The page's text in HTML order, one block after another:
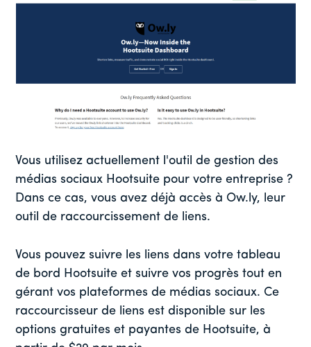
Vous utilisez actuellement l'outil de gestion des
médias sociaux Hootsuite pour votre entreprise ?
Dans ce cas, vous avez déjà accès à Ow.ly, leur
outil de raccourcissement de liens.
Vous pouvez suivre les liens dans votre tableau
de bord Hootsuite et suivre vos progrès tout en
gérant vos plateformes de médias sociaux. Ce
raccourcisseur de liens est disponible sur les
options gratuites et payantes de Hootsuite, à